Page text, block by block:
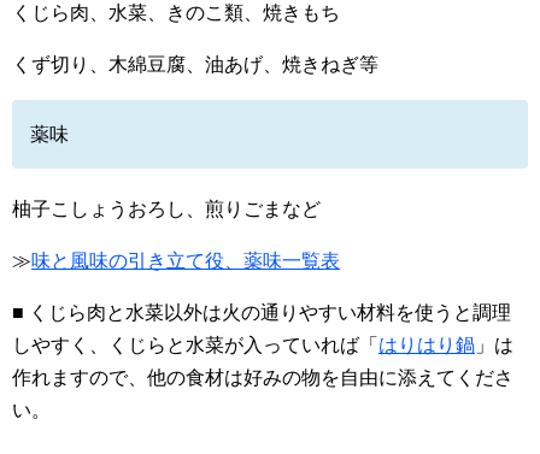
くじら肉、水菜、きのこ類、焼きもち
くず切り、木綿豆腐、油あげ、焼きねぎ等
薬味
柚子こしょうおろし、煎りごまなど
≫味と風味の引き立て役、薬味一覧表
■ くじら肉と水菜以外は火の通りやすい材料を使うと調理
しやすく、くじらと水菜が入っていれば「 はりはり鍋 」は
作れますので、他の食材は好みの物を自由に添えてくださ
い。